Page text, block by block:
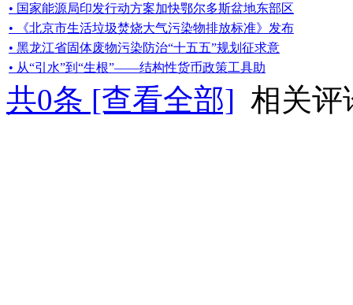
• 国家能源局印发行动方案加快鄂尔多斯盆地东部区
• 《北京市生活垃圾焚烧大气污染物排放标准》发布
• 黑龙江省固体废物污染防治“十五五”规划征求意
• 从“引水”到“生根”——结构性货币政策工具助
共0条 [查看全部] 相关评